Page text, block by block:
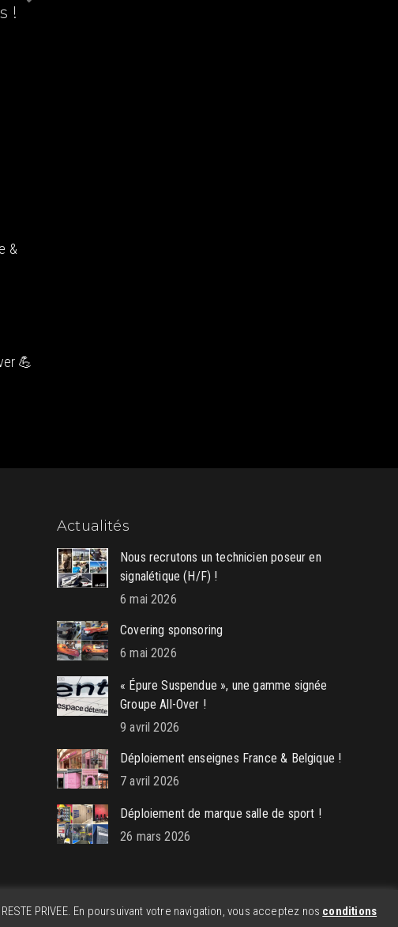
!
&
💪
Actualités
Nous recrutons un technicien poseur en
signalétique (H/F) !
6 mai 2026
Covering sponsoring
6 mai 2026
« Épure Suspendue », une gamme signée
Groupe All-Over !
9 avril 2026
Déploiement enseignes France & Belgique !
7 avril 2026
Déploiement de marque salle de sport !
26 mars 2026
PRIVEE. En poursuivant votre navigation, vous acceptez nos conditions